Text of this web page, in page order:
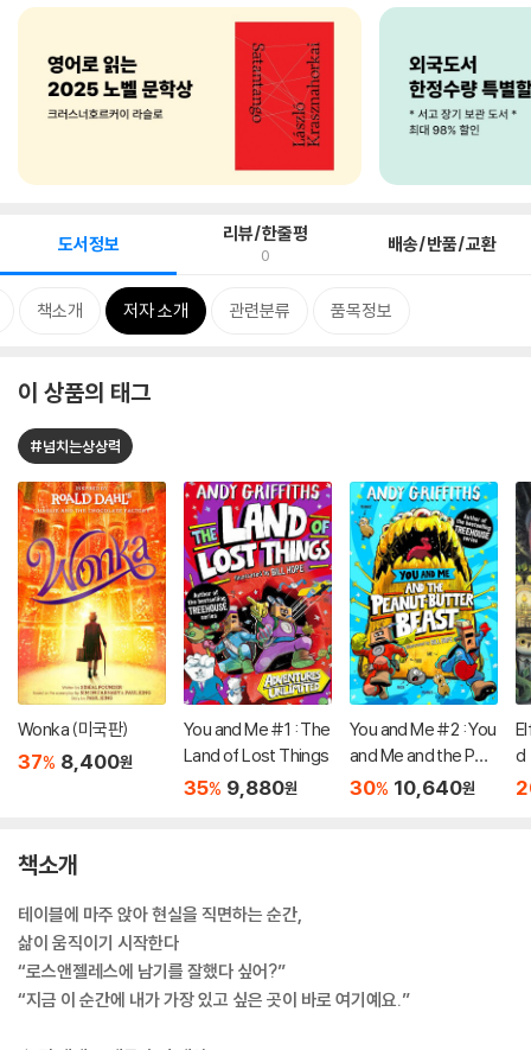
도서정보 리뷰/한줄평
0 배송/반품/교환
책소개 저자 소개 관련분류 품목정보
이 상품의 태그
#넘치는상상력
Wonka (미국판)
37% 8,400원
You and Me #1 : The
Land of Lost Things
35% 9,880원
You and Me #2 : You
and Me and the Pea
nut-Butter Beast
30% 10,640원
d
책소개
테이블에 마주 앉아 현실을 직면하는 순간,
삶이 움직이기 시작한다
“로스앤젤레스에 남기를 잘했다 싶어?”
“지금 이 순간에 내가 가장 있고 싶은 곳이 바로 여기예요.”